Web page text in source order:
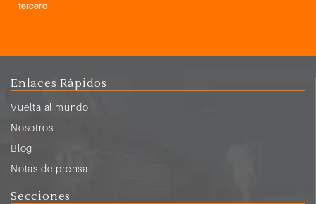
tercero
Enlaces Rápidos
Vuelta al mundo
Nosotros
Blog
Notas de prensa
Secciones